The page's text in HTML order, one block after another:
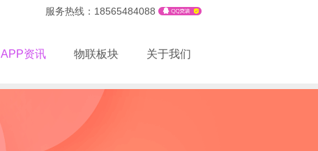
服务热线：18565484088
APP资讯 物联板块 关于我们